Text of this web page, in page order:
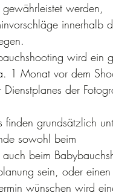
werden,
innerhalb
wird ein
1 Monat vor dem
Dienstplanes der
finden grundsätzlich
sowohl beim
beim
sein, oder einen
wünschen wird